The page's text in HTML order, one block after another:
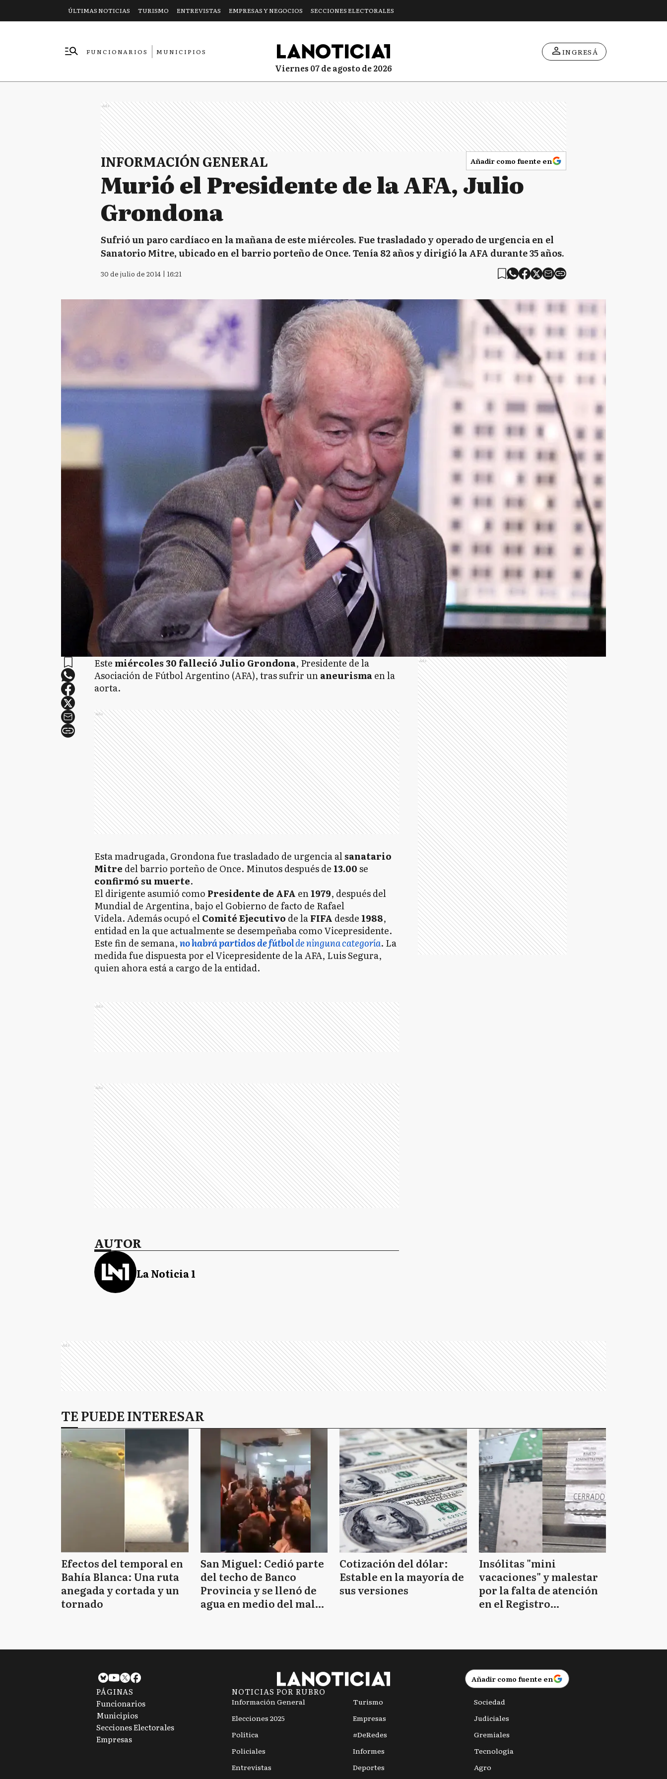
ÚLTIMAS NOTICIAS TURISMO ENTREVISTAS EMPRESAS Y NEGOCIOS SECCIONES ELECTORALES
FUNCIONARIOS
MUNICIPIOS
viernes 07 de agosto de 2026
INGRESÁ
Ads
INFORMACIÓN GENERAL Añadir como fuente en
Murió el Presidente de la AFA, Julio
Grondona
Sufrió un paro cardíaco en la mañana de este miércoles. Fue trasladado y operado de urgencia en el
Sanatorio Mitre, ubicado en el barrio porteño de Once. Tenía 82 años y dirigió la AFA durante 35 años.
30 de julio de 2014 | 16:21
Este miércoles 30 falleció Julio Grondona, Presidente de la
Asociación de Fútbol Argentino (AFA), tras sufrir unaneurismaen la
aorta.
Ads
Esta madrugada, Grondona fue trasladado de urgencia alsanatario
Mitre del barrio porteño de Once. Minutos después de 13.00se
confirmó su muerte.
El dirigente asumió como Presidente de AFA en1979, después del
Mundial de Argentina, bajo el Gobierno de facto de Rafael
Videla. Además ocupó elComité Ejecutivo de laFIFA desde 1988,
entidad en la que actualmente se desempeñaba como Vicepresidente.
Este fin de semana,no habrá partidos de fútbolde ninguna categoría. La
medida fue dispuesta por el Vicepresidente de la AFA, Luis Segura,
quien ahora está a cargo de la entidad.
Ads
Ads
AUTOR
La Noticia 1
Ads
Ads
TE PUEDE INTERESAR
Efectos del temporal en
Bahía Blanca: Una ruta
anegada y cortada y un
tornado
San Miguel: Cedió parte
del techo de Banco
Provincia y se llenó de
agua en medio del mal
Cotización del dólar:
Estable en la mayoría de
sus versiones
Insólitas "mini
vacaciones" y malestar
por la falta de atención
en el Registro
Añadir como fuente en
PÁGINAS
Funcionarios
Municipios
Secciones Electorales
Empresas
NOTICIAS POR RUBRO
Información General
Elecciones 2025
Política
Policiales
Entrevistas
Turismo
Empresas
#DeRedes
Informes
Deportes
Sociedad
Judiciales
Gremiales
Tecnología
Agro